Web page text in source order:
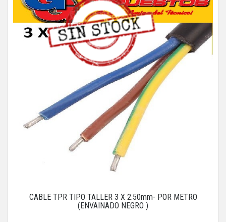
CABLE TPR TIPO TALLER 3 X 2.50mm- POR METRO
(ENVAINADO NEGRO )